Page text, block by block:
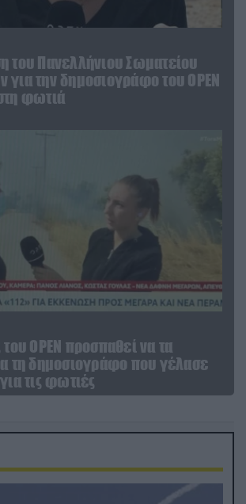
του Πανελλήνιου Σωματείου
την δημοσιογράφο του OPEN
φωτιά
του OPEN προσπαθεί να τα
τη δημοσιογράφο που γέλασε
τις φωτιές